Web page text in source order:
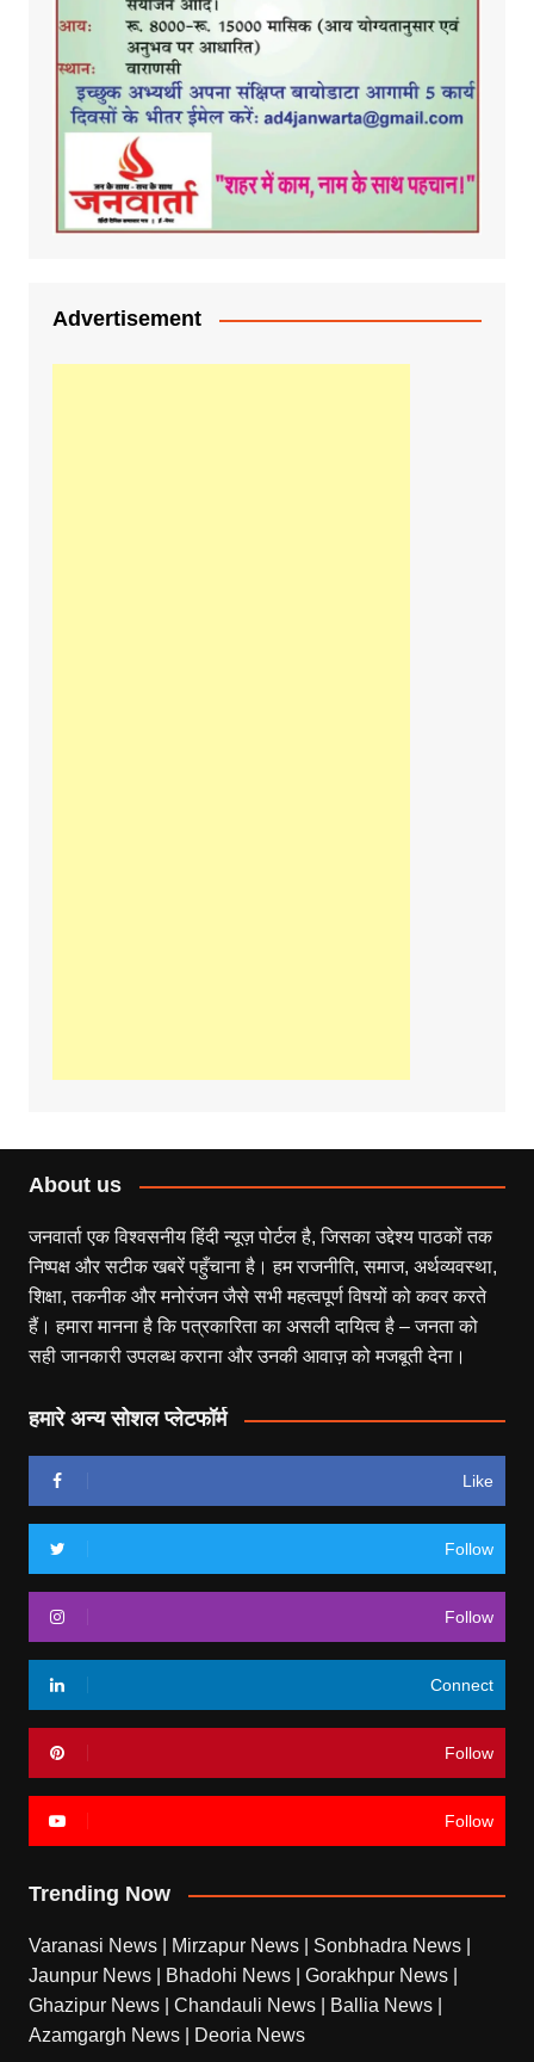
Advertisement
About us
जनवार्ता एक विश्वसनीय हिंदी न्यूज़ पोर्टल है, जिसका उद्देश्य पाठकों तक
निष्पक्ष और सटीक खबरें पहुँचाना है। हम राजनीति, समाज, अर्थव्यवस्था,
शिक्षा, तकनीक और मनोरंजन जैसे सभी महत्वपूर्ण विषयों को कवर करते
हैं। हमारा मानना है कि पत्रकारिता का असली दायित्व है – जनता को
सही जानकारी उपलब्ध कराना और उनकी आवाज़ को मजबूती देना।
हमारे अन्य सोशल प्लेटफॉर्म
Like
Follow
Follow
Connect
Follow
Follow
Trending Now
Varanasi News Mirzapur News Sonbhadra News
Jaunpur News
Bhadohi News Gorakhpur News
Ghazipur News
Chandauli News Ballia News
Azamgargh News
Deoria News